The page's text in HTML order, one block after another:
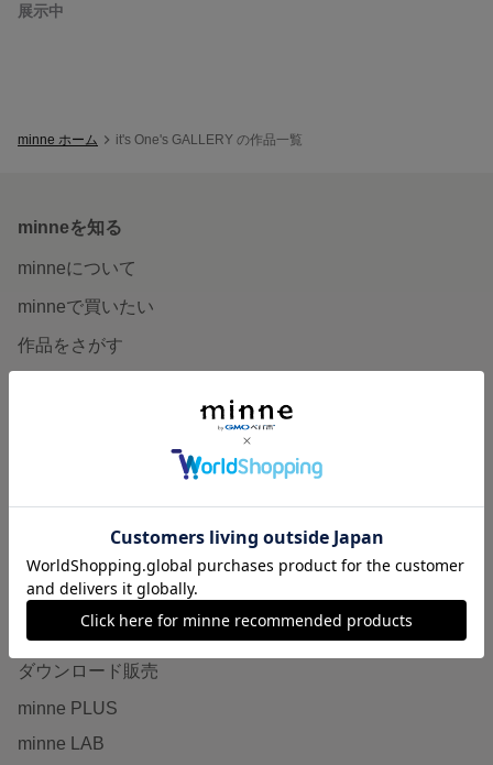
展示中
minne ホーム it's One's GALLERY の作品一覧
minneを知る
minneについて
minneで買いたい
作品をさがす
minneで売りたい
食品販売
ヴィンテージ販売
ダウンロード販売
minne PLUS
minne LAB